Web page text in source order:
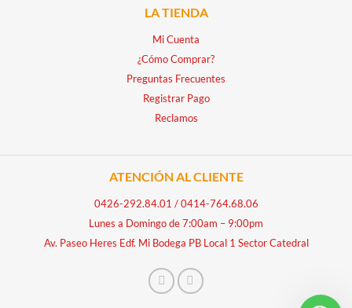
LA TIENDA
Mi Cuenta
¿Cómo Comprar?
Preguntas Frecuentes
Registrar Pago
Reclamos
ATENCIÓN AL CLIENTE
0426-292.84.01 /0414-764.68.06
Lunes a Domingo de 7:00am – 9:00pm
Av. Paseo Heres Edf. Mi Bodega PB Local 1 Sector Catedral